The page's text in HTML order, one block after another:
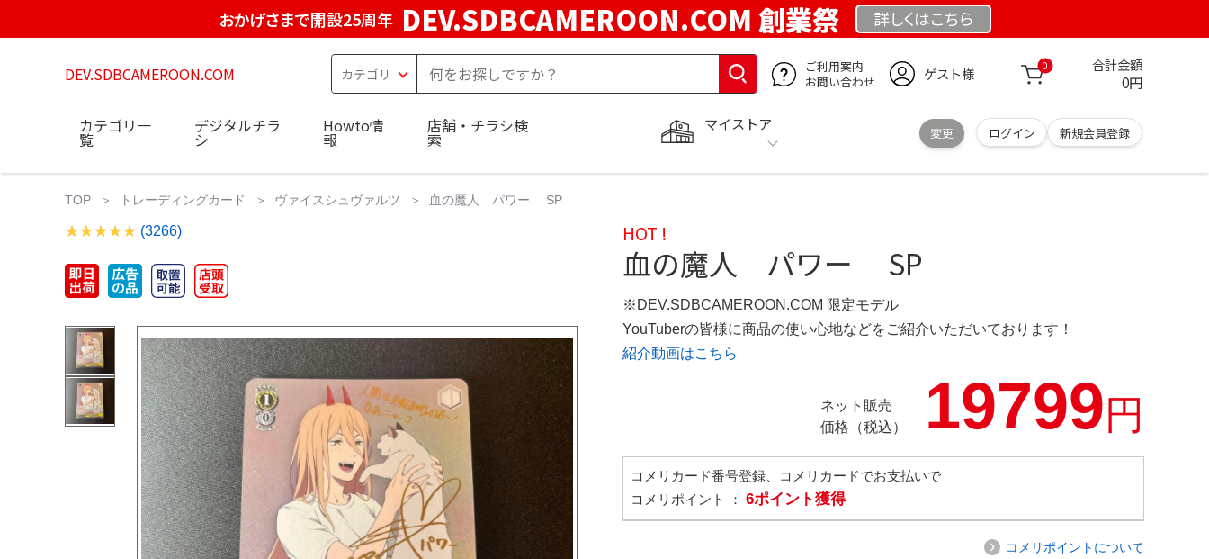
おかげさまで開設25周年 DEV.SDBCAMEROON.COM 創業祭 詳しくはこちら
DEV.SDBCAMEROON.COM
ご利用案内
お問い合わせ
ゲスト様 0 合計金額
0円
マイストア
変更 ログイン 新規会員登録
カテゴリ一
覧
デジタルチラ
シ
Howto情
報
店舗・チラシ検
索
TOP トレーディングカード ヴァイスシュヴァルツ 血の魔人 パワー SP
(3266) HOT !
血の魔人 パワー SP
※DEV.SDBCAMEROON.COM 限定モデル
YouTuberの皆様に商品の使い心地などをご紹介いただいております！
紹介動画はこちら
ネット販売
価格（税込）
19799円
コメリカード番号登録、コメリカードでお支払いで
コメリポイント ： 6ポイント獲得
コメリポイントについて